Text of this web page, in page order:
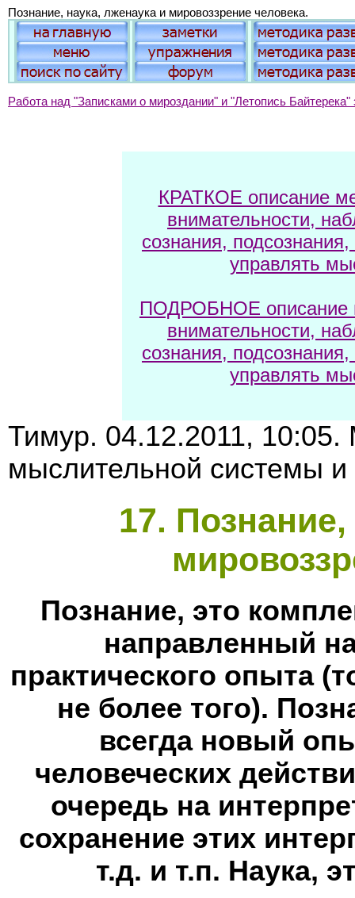
Познание, наука, лженаука и мировоззрение человека.
Работа над "Записками о мироздании" и "Летопись
КРАТКОЕ описание
внимательности,
сознания,
управлять
ПОДРОБНОЕ описание
внимательности,
сознания,
управлять
Тимур. 04.12.2011, 10:05.
мыслительной системы
17.
Познание, это
направленный
практического опыта
не более того).
всегда новый
человеческих
очередь на
сохранение этих
т.д. и т.п. Наука,